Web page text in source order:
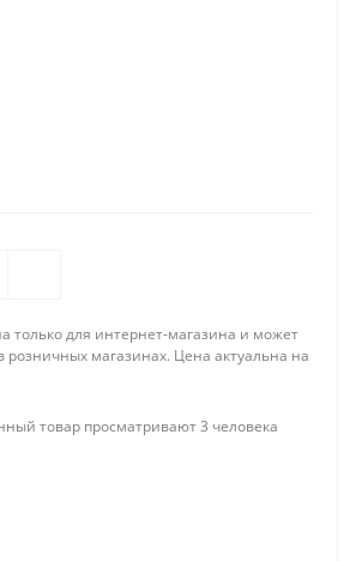
только для интернет-магазина и может
розничных магазинах. Цена актуальна на
товар просматривают 3 человека